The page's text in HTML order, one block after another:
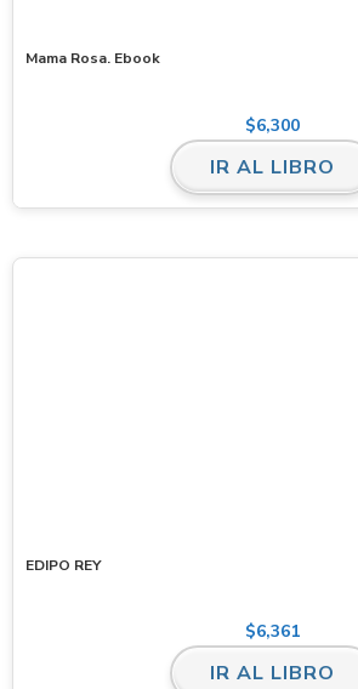
Mama Rosa. Ebook
$6,300
IR AL LIBRO
EDIPO REY
$6,361
IR AL LIBRO